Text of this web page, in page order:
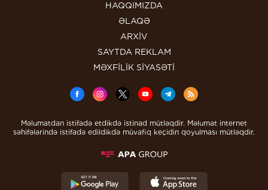
HAQQIMIZDA
ƏLAQƏ
ARXİV
SAYTDA REKLAM
MƏXFİLİK SİYASƏTİ
Məlumatdan istifadə etdikdə istinad mütləqdir. Məlumat internet
səhifələrində istifadə edildikdə müvafiq keçidin qoyulması mütləqdir.